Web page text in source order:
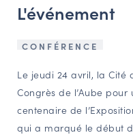
Espace
NAVIGATION
PORTAIL CULTURE
L'événement
CONFÉRENCE
Le jeudi 24 avril, la Cité
Congrès de l’Aube
centenaire de
qui a marqué le début